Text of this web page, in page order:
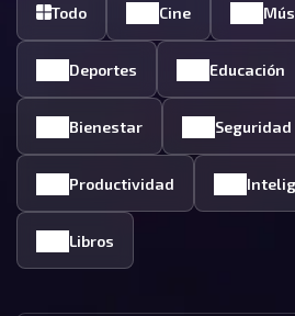
Todo Cine
Deportes Educación
Bienestar Seguridad
Productividad
Libros